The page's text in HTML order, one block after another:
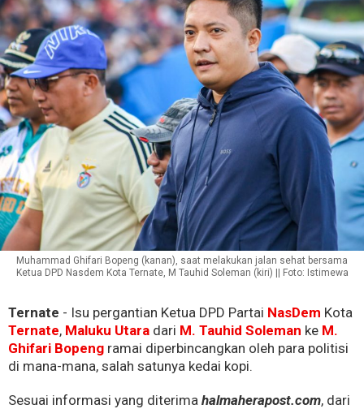
Muhammad Ghifari Bopeng (kanan), saat melakukan jalan sehat bersama
Ketua DPD Nasdem Kota Ternate, M Tauhid Soleman (kiri) || Foto: Istimewa
Ternate - Isu pergantian Ketua DPD Partai NasDem Kota
Ternate, Maluku Utara dari M. Tauhid Soleman ke M.
Ghifari Bopeng ramai diperbincangkan oleh para politisi
di mana-mana, salah satunya kedai kopi.
Sesuai informasi yang diterima halmaherapost.com, dari